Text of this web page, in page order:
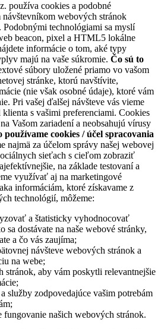
používa cookies a podobné
webových stránok
technológiami sa myslí
beacon, pixel a HTML5 lokálne
informácie o tom, aké typy
majú na vaše súkromie. Čo sú to
súbory uložené priamo vo vašom
stránke, ktorú navštívite,
(nie však osobné údaje), ktoré vám
Pri vašej ďalšej návšteve vás vieme
s vašimi preferenciami. Cookies
Vašom zariadení a neobsahujú vírusy
používame cookies / účel spracovania
najmä za účelom správy našej webovej
sieťach s cieľom zobraziť
na základe testovaní a
využívať aj na marketingové
informáciám, ktoré získavame z
technológií, môžeme:
a štatisticky vyhodnocovať
sa dostávate na naše webové stránky,
a čo vás zaujíma;
návšteve webových stránok a
na webe;
stránok, aby vám poskytli relevantnejšie
služby zodpovedajúce vašim potrebám
našich webových stránok.